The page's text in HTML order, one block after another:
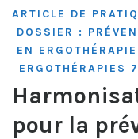
ARTICLE DE
DOSSIER :
EN ERGOTHÉRAPIE
| ERGOTHÉRAPIES
pour la